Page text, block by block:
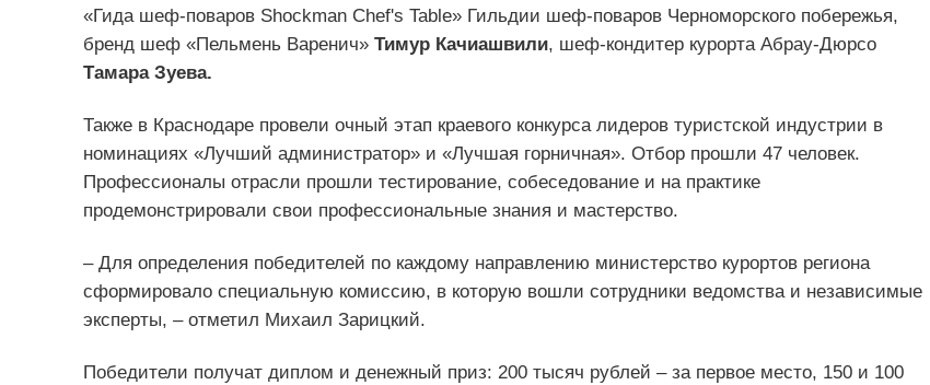
«Гида шеф-поваров Shockman Chef's Table» Гильдии шеф-поваров Черноморского побережья,
бренд шеф «Пельмень Варенич» Тимур Качиашвили, шеф-кондитер курорта Абрау-Дюрсо
Тамара Зуева.
Также в Краснодаре провели очный этап краевого конкурса лидеров туристской индустрии в
номинациях «Лучший администратор» и «Лучшая горничная». Отбор прошли 47 человек.
Профессионалы отрасли прошли тестирование, собеседование и на практике
продемонстрировали свои профессиональные знания и мастерство.
– Для определения победителей по каждому направлению министерство курортов региона
сформировало специальную комиссию, в которую вошли сотрудники ведомства и независимые
эксперты, – отметил Михаил Зарицкий.
Победители получат диплом и денежный приз: 200 тысяч рублей – за первое место, 150 и 100